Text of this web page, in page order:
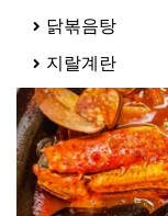
닭볶음탕
지랄계란